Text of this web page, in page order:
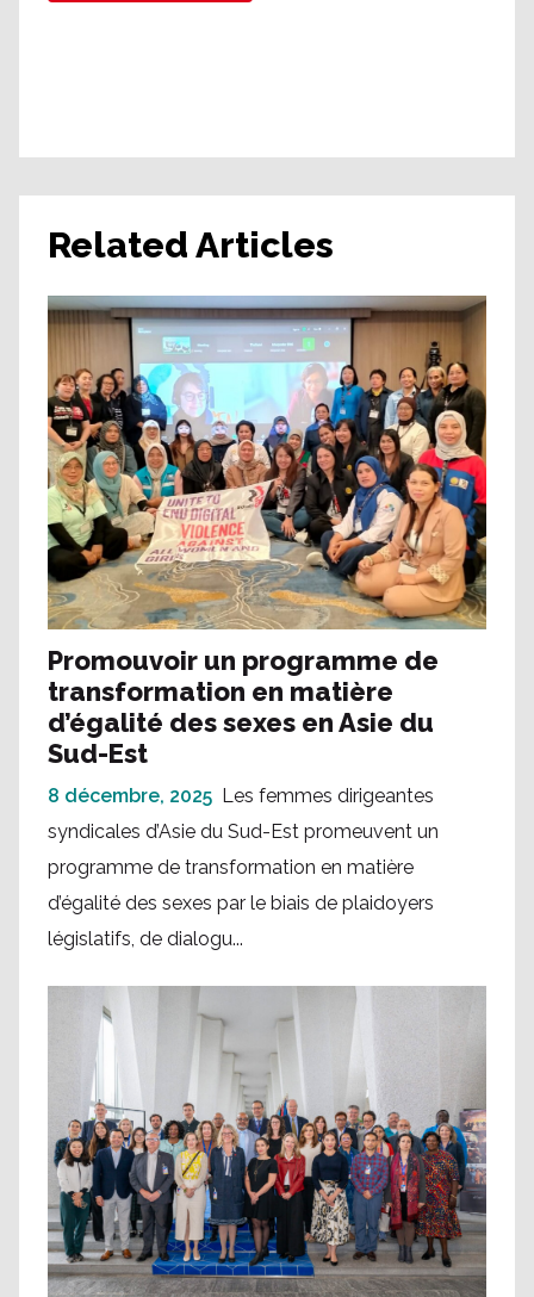
Related Articles
Promouvoir un programme de
transformation en matière
d’égalité des sexes en Asie du
Sud-Est
8 décembre, 2025 Les femmes dirigeantes
syndicales d’Asie du Sud-Est promeuvent un
programme de transformation en matière
d’égalité des sexes par le biais de plaidoyers
législatifs, de dialogu...